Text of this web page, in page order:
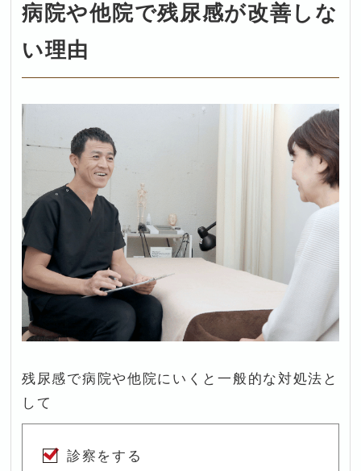
病院や他院で残尿感が改善しな
い理由
残尿感で病院や他院にいくと一般的な対処法と
して
診察をする